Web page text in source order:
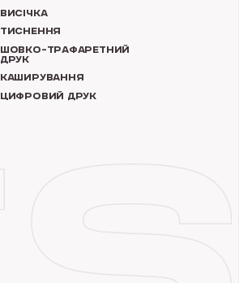
ВИСІЧКА
ТИСНЕННЯ
ШОВКО-ТРАФАРЕТНИЙ
ДРУК
КАШИРУВАННЯ
ЦИФРОВИЙ ДРУК